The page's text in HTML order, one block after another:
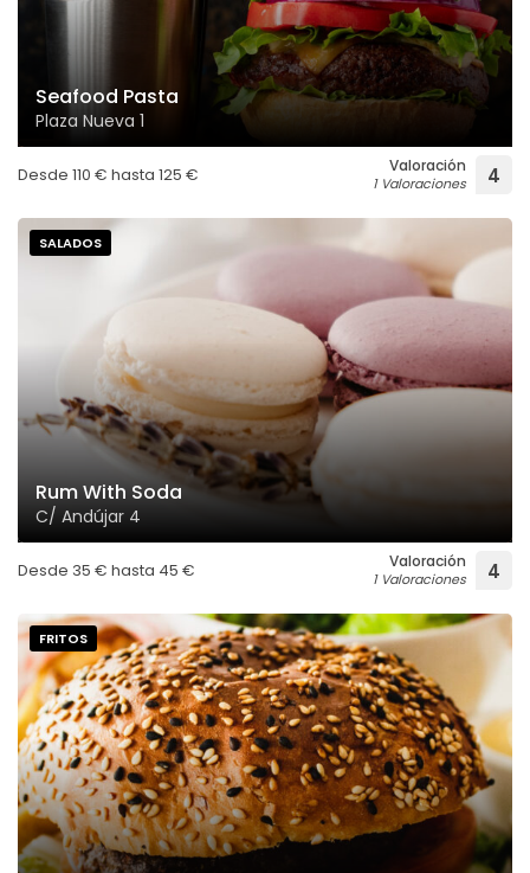
Seafood Pasta
Plaza Nueva 1
Desde 110 € hasta 125 € Valoración
1 Valoraciones 4
SALADOS
Rum With Soda
C/ Andújar 4
Desde 35 € hasta 45 € Valoración
1 Valoraciones 4
FRITOS